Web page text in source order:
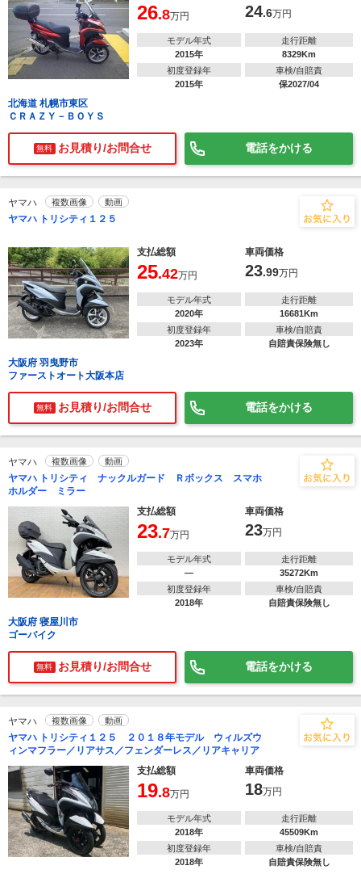
26.8万円 24.6万円
モデル年式
2015年
走行距離
8329Km
初度登録年
2015年
車検/自賠責
保2027/04
北海道 札幌市東区
ＣＲＡＺＹ－ＢＯＹＳ
無料 お見積り/お問合せ 電話をかける
ヤマハ 複数画像 動画
ヤマハ トリシティ１２５
支払総額 車両価格
25.42万円 23.99万円
モデル年式
2020年
走行距離
16681Km
初度登録年
2023年
車検/自賠責
自賠責保険無し
大阪府 羽曳野市
ファーストオート大阪本店
無料 お見積り/お問合せ 電話をかける
ヤマハ 複数画像 動画
ヤマハ トリシティ ナックルガード Ｒボックス スマホ
ホルダー ミラー
支払総額
車両価格
23.7万円 23万円
モデル年式
―
走行距離
35272Km
初度登録年
2018年
車検/自賠責
自賠責保険無し
大阪府 寝屋川市
ゴーバイク
無料 お見積り/お問合せ 電話をかける
ヤマハ 複数画像 動画
ヤマハ トリシティ１２５ ２０１８年モデル ウィルズウ
ィンマフラー／リアサス／フェンダーレス／リアキャリア
支払総額
車両価格
19.8万円 18万円
モデル年式
2018年
走行距離
45509Km
初度登録年
2018年
車検/自賠責
自賠責保険無し